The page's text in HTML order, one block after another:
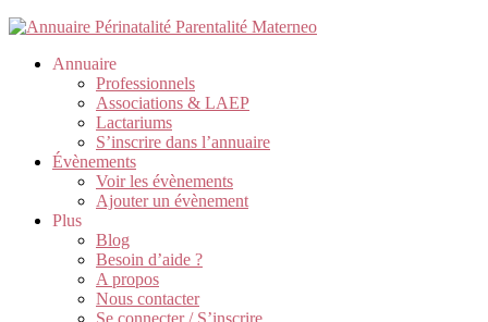
Annuaire
Professionnels
Associations & LAEP
Lactariums
S’inscrire dans l’annuaire
Évènements
Voir les évènements
Ajouter un évènement
Plus
Blog
Besoin d’aide ?
A propos
Nous contacter
Se connecter / S’inscrire